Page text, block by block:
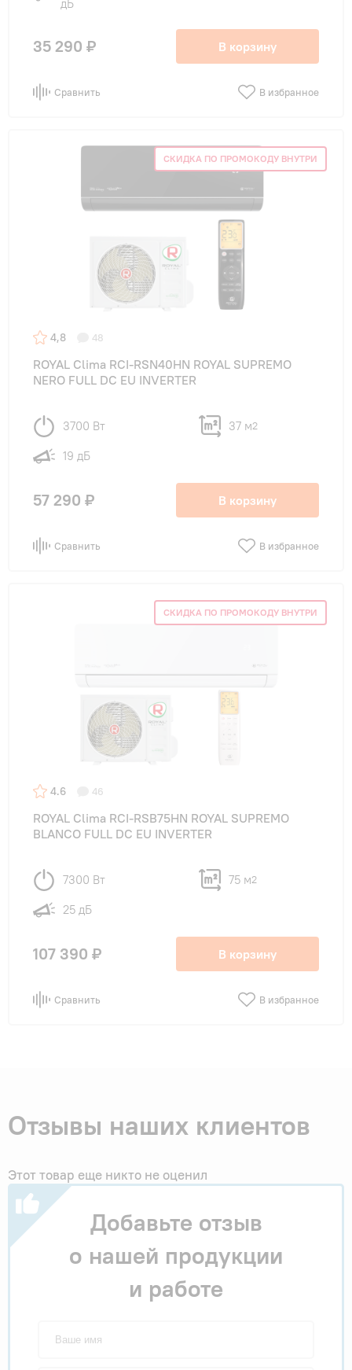
дБ
35 290 ₽ В корзину
Сравнить В избранное
СКИДКА ПО ПРОМОКОДУ ВНУТРИ
4,8 48
ROYAL Clima RCI-RSN40HN ROYAL SUPREMO
NERO FULL DC EU INVERTER
3700 Вт 37 м2
19 дБ
57 290 ₽ В корзину
Сравнить В избранное
СКИДКА ПО ПРОМОКОДУ ВНУТРИ
4.6 46
ROYAL Clima RCI-RSB75HN ROYAL SUPREMO
BLANCO FULL DC EU INVERTER
7300 Вт 75 м2
25 дБ
107 390 ₽ В корзину
Сравнить В избранное
Отзывы наших клиентов
Этот товар еще никто не оценил
Добавьте отзыв
о нашей продукции
и работе